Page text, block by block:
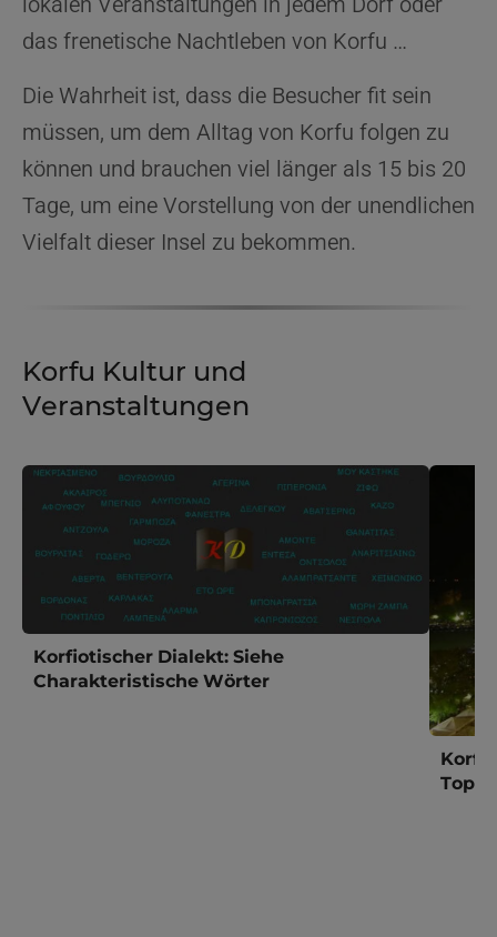
das frenetische Nachtleben von Korfu …
Die Wahrheit ist, dass die Besucher fit sein
müssen, um dem Alltag von Korfu folgen zu
können und brauchen viel länger als 15 bis 20
Tage, um eine Vorstellung von der unendlichen
Vielfalt dieser Insel zu bekommen.
Korfu Kultur und
Veranstaltungen
Korfiotischer Dialekt: Siehe
Charakteristische Wörter
Korfu
Top-